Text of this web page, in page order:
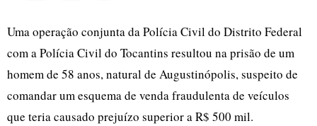
Uma operação conjunta da Polícia Civil do Distrito Federal
com a Polícia Civil do Tocantins resultou na prisão de um
homem de 58 anos, natural de Augustinópolis, suspeito de
comandar um esquema de venda fraudulenta de veículos
que teria causado prejuízo superior a R$ 500 mil.